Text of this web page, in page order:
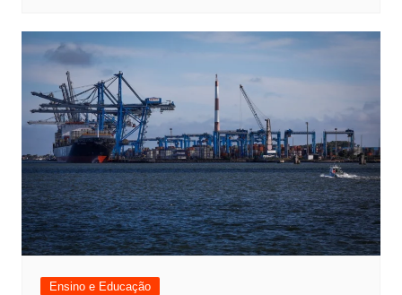
Ensino e Educação